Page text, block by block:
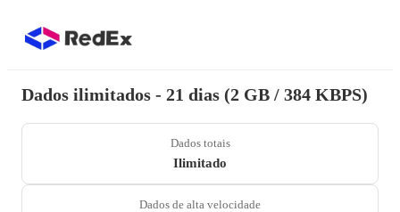
Dados ilimitados - 21 dias (2 GB / 384 KBPS)
Dados totais
Ilimitado
Dados de alta velocidade